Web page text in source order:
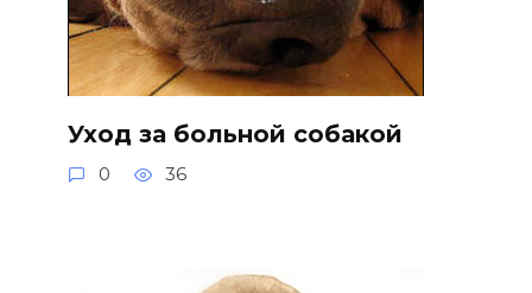
Уход за больной собакой
0 36